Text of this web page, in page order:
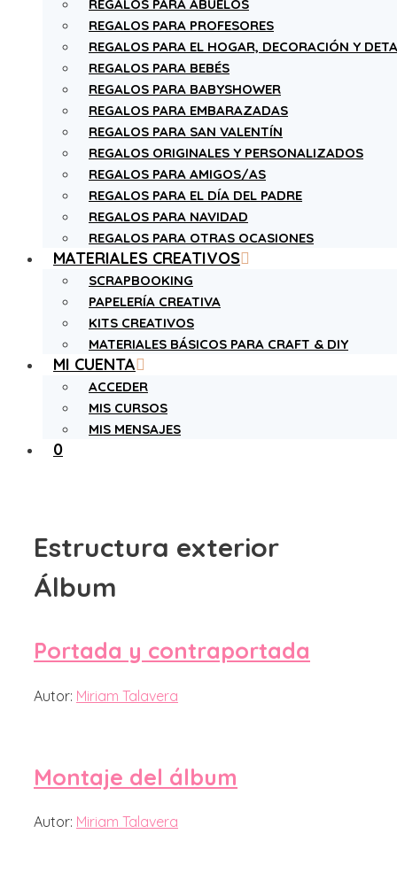
REGALOS PARA ABUELOS
REGALOS PARA PROFESORES
REGALOS PARA EL HOGAR, DECORACIÓN Y
REGALOS PARA BEBÉS
REGALOS PARA BABYSHOWER
REGALOS PARA EMBARAZADAS
REGALOS PARA SAN VALENTÍN
REGALOS ORIGINALES Y PERSONALIZADOS
REGALOS PARA AMIGOS/AS
REGALOS PARA EL DÍA DEL PADRE
REGALOS PARA NAVIDAD
REGALOS PARA OTRAS OCASIONES
MATERIALES CREATIVOS
SCRAPBOOKING
PAPELERÍA CREATIVA
KITS CREATIVOS
MATERIALES BÁSICOS PARA CRAFT & DIY
MI CUENTA
ACCEDER
MIS CURSOS
MIS MENSAJES
0
Estructura exterior
Álbum
Portada y contraportada
Autor: Miriam Talavera
Montaje del álbum
Autor: Miriam Talavera